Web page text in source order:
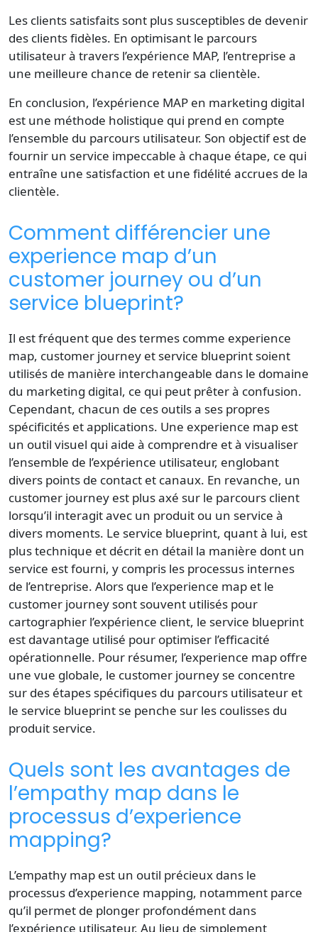
Les clients satisfaits sont plus susceptibles de devenir
des clients fidèles. En optimisant le parcours
utilisateur à travers l’expérience MAP, l’entreprise a
une meilleure chance de retenir sa clientèle.
En conclusion, l’expérience MAP en marketing digital
est une méthode holistique qui prend en compte
l’ensemble du parcours utilisateur. Son objectif est de
fournir un service impeccable à chaque étape, ce qui
entraîne une satisfaction et une fidélité accrues de la
clientèle.
Comment différencier une
experience map d’un
customer journey ou d’un
service blueprint?
Il est fréquent que des termes comme experience
map, customer journey et service blueprint soient
utilisés de manière interchangeable dans le domaine
du marketing digital, ce qui peut prêter à confusion.
Cependant, chacun de ces outils a ses propres
spécificités et applications. Une experience map est
un outil visuel qui aide à comprendre et à visualiser
l’ensemble de l’expérience utilisateur, englobant
divers points de contact et canaux. En revanche, un
customer journey est plus axé sur le parcours client
lorsqu’il interagit avec un produit ou un service à
divers moments. Le service blueprint, quant à lui, est
plus technique et décrit en détail la manière dont un
service est fourni, y compris les processus internes
de l’entreprise. Alors que l’experience map et le
customer journey sont souvent utilisés pour
cartographier l’expérience client, le service blueprint
est davantage utilisé pour optimiser l’efficacité
opérationnelle. Pour résumer, l’experience map offre
une vue globale, le customer journey se concentre
sur des étapes spécifiques du parcours utilisateur et
le service blueprint se penche sur les coulisses du
produit service.
Quels sont les avantages de
l’empathy map dans le
processus d’experience
mapping?
L’empathy map est un outil précieux dans le
processus d’experience mapping, notamment parce
qu’il permet de plonger profondément dans
l’expérience utilisateur. Au lieu de simplement